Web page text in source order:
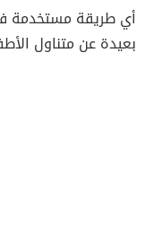
أي طريقة مستخدمة
بعيدة عن متناول